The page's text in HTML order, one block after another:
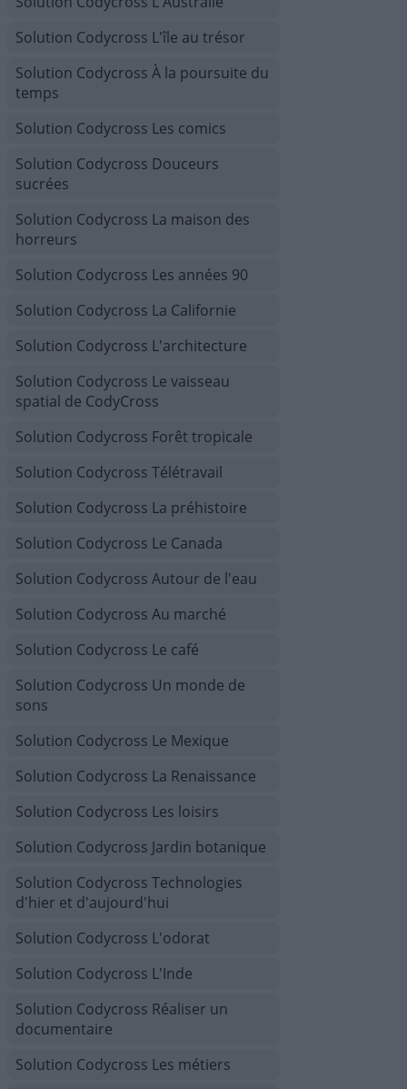
Solution Codycross L'île au trésor
Solution Codycross À la poursuite du
temps
Solution Codycross Les comics
Solution Codycross Douceurs
sucrées
Solution Codycross La maison des
horreurs
Solution Codycross Les années 90
Solution Codycross La Californie
Solution Codycross L'architecture
Solution Codycross Le vaisseau
spatial de CodyCross
Solution Codycross Forêt tropicale
Solution Codycross Télétravail
Solution Codycross La préhistoire
Solution Codycross Le Canada
Solution Codycross Autour de l'eau
Solution Codycross Au marché
Solution Codycross Le café
Solution Codycross Un monde de
sons
Solution Codycross Le Mexique
Solution Codycross La Renaissance
Solution Codycross Les loisirs
Solution Codycross Jardin botanique
Solution Codycross Technologies
d'hier et d'aujourd'hui
Solution Codycross L'odorat
Solution Codycross L'Inde
Solution Codycross Réaliser un
documentaire
Solution Codycross Les métiers